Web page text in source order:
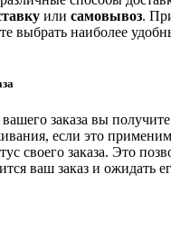
или самовывоз.
выбрать наиболее
заказа вы
если это
своего заказа. Это
ваш заказ и ожидать